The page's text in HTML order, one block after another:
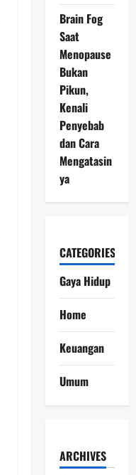
Brain Fog
Saat
Menopause
Bukan
Pikun,
Kenali
Penyebab
dan Cara
Mengatasin
ya
CATEGORIES
Gaya Hidup
Home
Keuangan
Umum
ARCHIVES